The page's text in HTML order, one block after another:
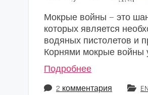
Мокрые войны — это
которых является
водяных пистолетов и
Корнями мокрые войны
Подробнее
2 комментария